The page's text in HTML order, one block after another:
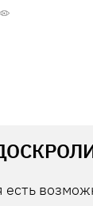
есть